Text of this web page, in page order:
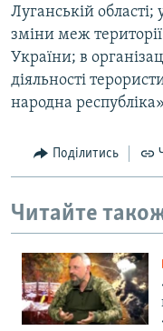
Луганській
зміни меж
України; в
діяльності
народна
Поділитись
Читайте